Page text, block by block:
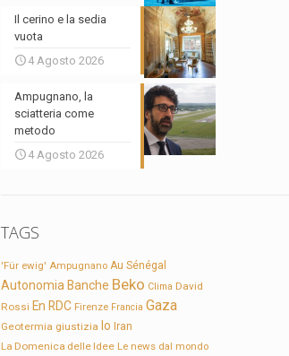
Il cerino e la sedia
vuota
4 Agosto 2026
Ampugnano, la
sciatteria come
metodo
4 Agosto 2026
TAGS
'Für ewig' Ampugnano Au Sénégal
Autonomia Banche Beko Clima David
Rossi En RDC Firenze Francia Gaza
Geotermia giustizia Io Iran
La Domenica delle Idee Le news dal mondo